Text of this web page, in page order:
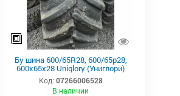
Бу шина 600/65R28, 600/65р28,
600х65х28 Uniglory (Униглори)
Код: 07266006528
В наличии